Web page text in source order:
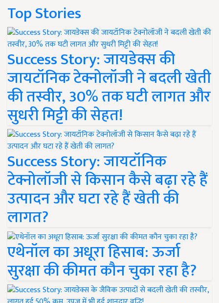
Top Stories
Success Story: जायडेक्स की
जायटॉनिक टेक्नोलॉजी ने बदली खेती
की तस्वीर, 30% तक घटी लागत और
सुधरी मिट्टी की सेहत!
Success Story: जायटॉनिक
टेक्नोलॉजी से किसान कैसे बढ़ा रहे हैं
उत्पादन और घटा रहे हैं खेती की
लागत?
एथेनॉल का अधूरा हिसाब: ऊर्जा
सुरक्षा की कीमत कौन चुका रहा है?